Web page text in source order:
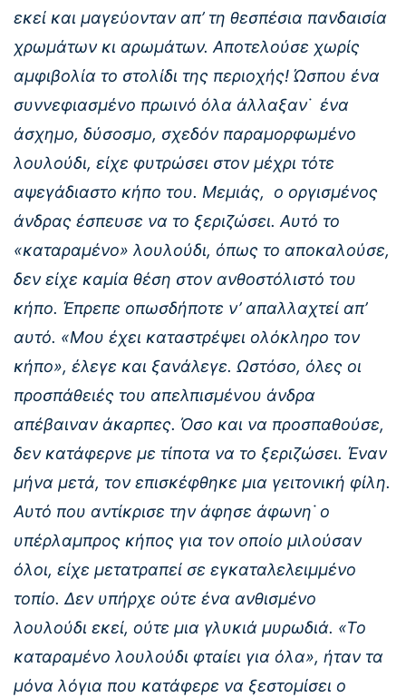
εκεί και μαγεύονταν απ’ τη θεσπέσια πανδαισία
χρωμάτων κι αρωμάτων. Αποτελούσε χωρίς
αμφιβολία το στολίδι της περιοχής! Ώσπου ένα
συννεφιασμένο πρωινό όλα άλλαξαν˙ ένα
άσχημο, δύσοσμο, σχεδόν παραμορφωμένο
λουλούδι, είχε φυτρώσει στον μέχρι τότε
αψεγάδιαστο κήπο του. Μεμιάς, ο οργισμένος
άνδρας έσπευσε να το ξεριζώσει. Αυτό το
«καταραμένο» λουλούδι, όπως το αποκαλούσε,
δεν είχε καμία θέση στον ανθοστόλιστό του
κήπο. Έπρεπε οπωσδήποτε ν’ απαλλαχτεί απ’
αυτό. «Μου έχει καταστρέψει ολόκληρο τον
κήπο», έλεγε και ξανάλεγε. Ωστόσο, όλες οι
προσπάθειές του απελπισμένου άνδρα
απέβαιναν άκαρπες. Όσο και να προσπαθούσε,
δεν κατάφερνε με τίποτα να το ξεριζώσει. Έναν
μήνα μετά, τον επισκέφθηκε μια γειτονική φίλη.
Αυτό που αντίκρισε την άφησε άφωνη˙ ο
υπέρλαμπρος κήπος για τον οποίο μιλούσαν
όλοι, είχε μετατραπεί σε εγκαταλελειμμένο
τοπίο. Δεν υπήρχε ούτε ένα ανθισμένο
λουλούδι εκεί, ούτε μια γλυκιά μυρωδιά. «Το
καταραμένο λουλούδι φταίει για όλα», ήταν τα
μόνα λόγια που κατάφερε να ξεστομίσει ο